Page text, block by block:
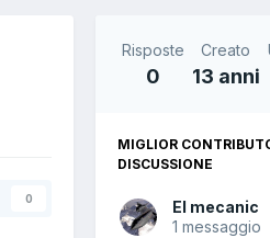
0
Risposte
0
Creato
13 anni
MIGLIOR
DISCUSSIONE
El mecanic
1 messaggio